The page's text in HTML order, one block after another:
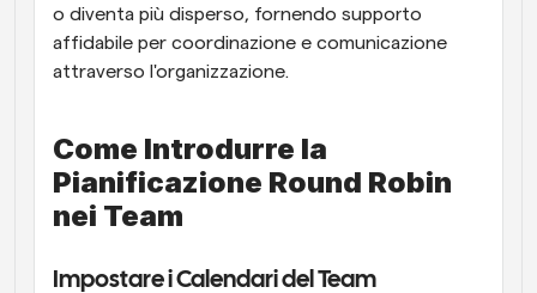
o diventa più disperso, fornendo supporto
affidabile per coordinazione e comunicazione
attraverso l'organizzazione.
Come Introdurre la
Pianificazione Round Robin
nei Team
Impostare i Calendari del Team